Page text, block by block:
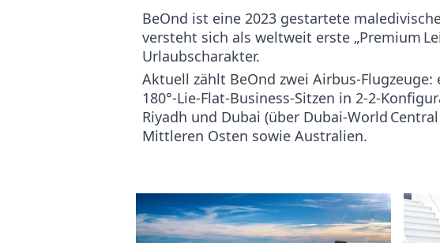
BeOnd ist eine 2023 gestartete
versteht sich als weltweit erste „Premium
Urlaubscharakter.
Aktuell zählt BeOnd zwei Airbus-
180°‑Lie‑Flat‑Business-Sitzen in
Riyadh und Dubai (über Dubai‑World
Mittleren Osten sowie Australien.